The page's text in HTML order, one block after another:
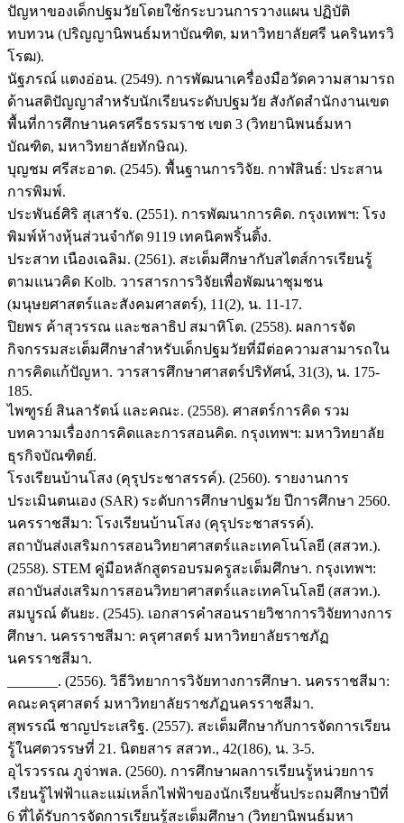
ปัญหาของเด็กปฐมวัยโดยใช้กระบวนการวางแผน ปฏิบัติ
ทบทวน (ปริญญานิพนธ์มหาบัณฑิต, มหาวิทยาลัยศรี นครินทรวิ
โรฒ).
นัฐภรณ์ แตงอ่อน. (2549). การพัฒนาเครื่องมือวัดความสามารถ
ด้านสติปัญญาสำหรับนักเรียนระดับปฐมวัย สังกัดสำนักงานเขต
พื้นที่การศึกษานครศรีธรรมราช เขต 3 (วิทยานิพนธ์มหา
บัณฑิต, มหาวิทยาลัยทักษิณ).
บุญชม ศรีสะอาด. (2545). พื้นฐานการวิจัย. กาฬสินธ์: ประสาน
การพิมพ์.
ประพันธ์ศิริ สุเสารัจ. (2551). การพัฒนาการคิด. กรุงเทพฯ: โรง
พิมพ์ห้างหุ้นส่วนจำกัด 9119 เทคนิคพริ้นติ้ง.
ประสาท เนืองเฉลิม. (2561). สะเต็มศึกษากับสไตส์การเรียนรู้
ตามแนวคิด Kolb. วารสารการวิจัยเพื่อพัฒนาชุมชน
(มนุษยศาสตร์และสังคมศาสตร์), 11(2), น. 11-17.
ปิยพร ค้าสุวรรณ และชลาธิป สมาหิโต. (2558). ผลการจัด
กิจกรรมสะเต็มศึกษาสำหรับเด็กปฐมวัยที่มีต่อความสามารถใน
การคิดแก้ปัญหา. วารสารศึกษาศาสตร์ปริทัศน์, 31(3), น. 175-
185.
ไพฑูรย์ สินลารัตน์ และคณะ. (2558). ศาสตร์การคิด รวม
บทความเรื่องการคิดและการสอนคิด. กรุงเทพฯ: มหาวิทยาลัย
ธุรกิจบัณฑิตย์.
โรงเรียนบ้านโสง (คุรุประชาสรรค์). (2560). รายงานการ
ประเมินตนเอง (SAR) ระดับการศึกษาปฐมวัย ปีการศึกษา 2560.
นครราชสีมา: โรงเรียนบ้านโสง (คุรุประชาสรรค์).
สถาบันส่งเสริมการสอนวิทยาศาสตร์และเทคโนโลยี (สสวท.).
(2558). STEM คู่มือหลักสูตรอบรมครูสะเต็มศึกษา. กรุงเทพฯ:
สถาบันส่งเสริมการสอนวิทยาศาสตร์และเทคโนโลยี (สสวท.).
สมบูรณ์ ตันยะ. (2545). เอกสารคำสอนรายวิชาการวิจัยทางการ
ศึกษา. นครราชสีมา: ครุศาสตร์ มหาวิทยาลัยราชภัฏ
นครราชสีมา.
_______. (2556). วิธีวิทยาการวิจัยทางการศึกษา. นครราชสีมา:
คณะครุศาสตร์ มหาวิทยาลัยราชภัฏนครราชสีมา.
สุพรรณี ชาญประเสริฐ. (2557). สะเต็มศึกษากับการจัดการเรียน
รู้ในศตวรรษที่ 21. นิตยสาร สสวท., 42(186), น. 3-5.
อุไรวรรณ ภูจ่าพล. (2560). การศึกษาผลการเรียนรู้หน่วยการ
เรียนรู้ไฟฟ้าและแม่เหล็กไฟฟ้าของนักเรียนชั้นประถมศึกษาปีที่
6 ที่ได้รับการจัดการเรียนรู้สะเต็มศึกษา (วิทยานิพนธ์มหา